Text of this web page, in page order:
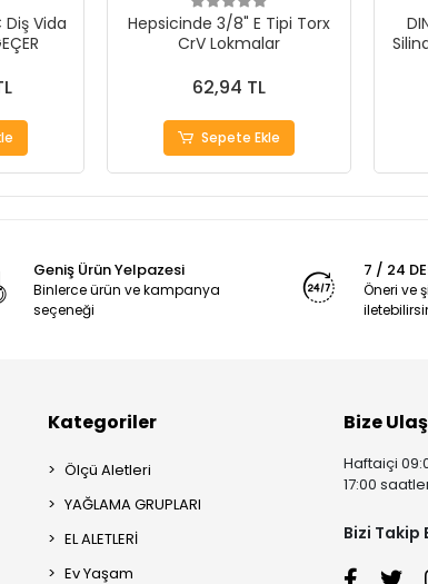
Diş Vida
Hepsicinde 3/8" E Tipi Torx
CrV Lokmalar
62,94 TL
Sepete Ekle
Geniş Ürün Yelpazesi
Binlerce ürün ve kampanya
seçeneği
7 / 24
Öneri ve
Kategoriler
Ölçü Aletleri
YAĞLAMA GRUPLARI
EL ALETLERİ
Ev Yaşam
Bize
Haftaiçi
17:00
Bizi Takip